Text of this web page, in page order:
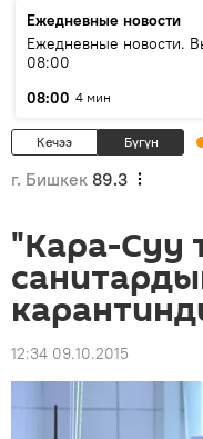
Ежедневные новости
Ежедневные новости.
08:00
08:00 4 мин
Кечээ Бүгүн
г. Бишкек 89.3
"Кара-Суу
12:34 09.10.2015